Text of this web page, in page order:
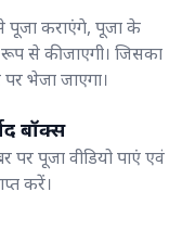
पूजा कराएंगे, पूजा के
रूप से की जाएगी। जिसका
भेजा जाएगा।
बॉक्स
पूजा वीडियो पाएं एवं
करें।